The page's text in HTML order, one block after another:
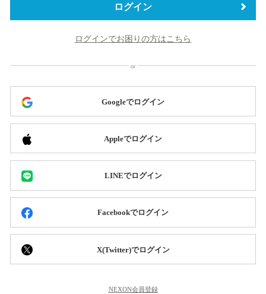
ログイン
ログインでお困りの方はこちら
Googleでログイン
Appleでログイン
LINEでログイン
Facebookでログイン
X(Twitter)でログイン
NEXON会員登録